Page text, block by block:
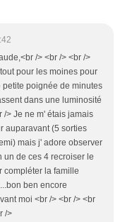
/> <br /> <br />
pour les moines pour
petite poignée de minutes
dans une luminosité
/> Je ne m' étais jamais
auparavant (5 sorties
mais j' adore observer
un de ces 4 recroiser le
compléter la famille
ben encore
moi <br /> <br /> <br
/>